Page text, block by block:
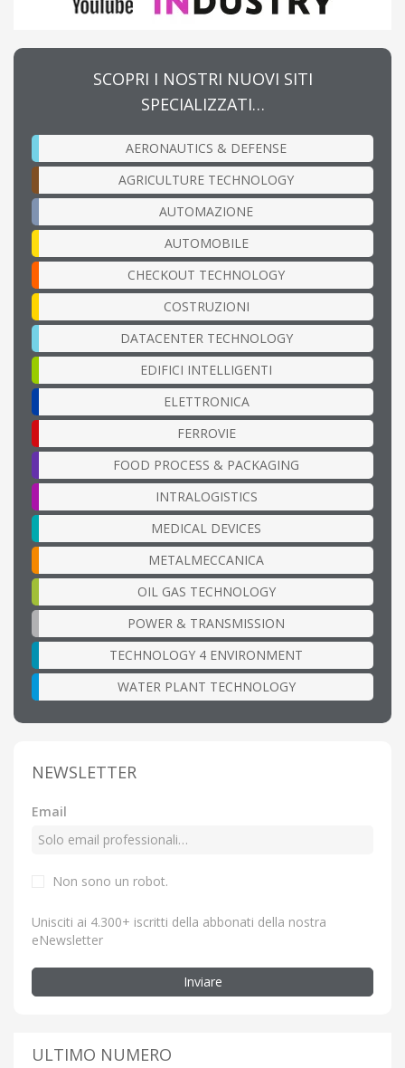
SCOPRI I NOSTRI NUOVI SITI
SPECIALIZZATI…
AERONAUTICS & DEFENSE
AGRICULTURE TECHNOLOGY
AUTOMAZIONE
AUTOMOBILE
CHECKOUT TECHNOLOGY
COSTRUZIONI
DATACENTER TECHNOLOGY
EDIFICI INTELLIGENTI
ELETTRONICA
FERROVIE
FOOD PROCESS & PACKAGING
INTRALOGISTICS
MEDICAL DEVICES
METALMECCANICA
OIL GAS TECHNOLOGY
POWER & TRANSMISSION
TECHNOLOGY 4 ENVIRONMENT
WATER PLANT TECHNOLOGY
NEWSLETTER
Email
Non sono un robot.
Unisciti ai 4.300+ iscritti della abbonati della nostra
eNewsletter
Inviare
ULTIMO NUMERO